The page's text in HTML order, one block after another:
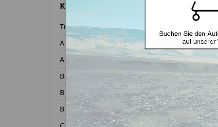
Kategorien
Transponder
Alfa Romeo
Audi
Bentley
BMW
Buick
Zurück